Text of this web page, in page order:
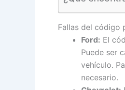
Fallas del código
Ford: El
Puede ser
vehículo.
necesario.